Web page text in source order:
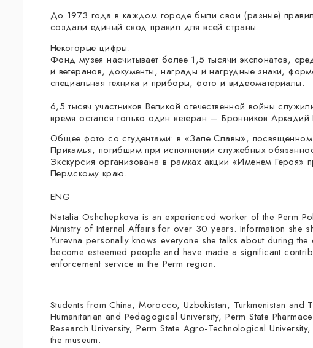
До 1973 года в каждом городе были свои (разные)
создали единый свод правил для всей страны.
Некоторые цифры:
Фонд музея насчитывает более 1,5 тысячи экспонатов,
и ветеранов, документы, награды и нагрудные знаки,
специальная техника и приборы, фото и видеоматериалы.
6,5 тысяч участников Великой отечественной войны
время остался только один ветеран — Бронников Аркадий
Общее фото со студентами: в «Зале Славы», посвящённом
Прикамья, погибшим при исполнении служебных
Экскурсия организована в рамках акции «Именем
Пермскому краю.
ENG
Natalia Oshchepkova is an experienced worker of the Perm
Ministry of Internal Affairs for over 30 years. Information she
Yurevna personally knows everyone she talks about during
become esteemed people and have made a significant
enforcement service in the Perm region.
Students from China, Morocco, Uzbekistan, Turkmenistan and
Humanitarian and Pedagogical University, Perm State
Research University, Perm State Agro-Technological
the museum.